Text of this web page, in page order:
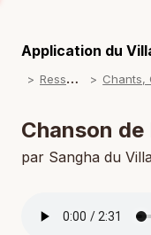
Application du
R
essources
Chanson de
par Sangha du